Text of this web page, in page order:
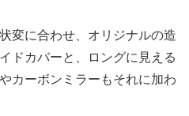
変に合わせ、オリジナルの造
ドカバーと、ロングに見える
カーボンミラーもそれに加わ